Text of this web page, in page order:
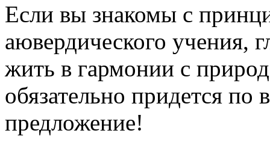
Если вы знакомы с
аювердического учения,
жить в гармонии с
обязательно придется
предложение!